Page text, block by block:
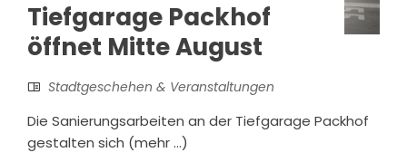
Tiefgarage Packhof
öffnet Mitte August
Stadtgeschehen & Veranstaltungen
Die Sanierungsarbeiten an der Tiefgarage Packhof
gestalten sich (mehr …)